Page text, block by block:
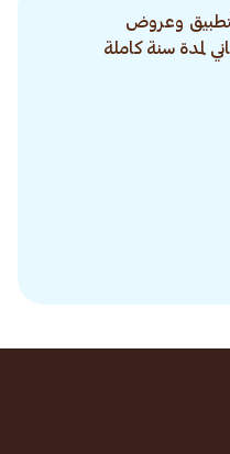
وعروض
لمدة سنة كاملة